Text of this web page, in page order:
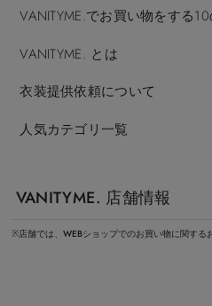
VANITYME.でお買い物をする
VANITYME. とは
衣装提供依頼について
人気カテゴリ一覧
VANITYME. 店舗情報
※店舗では、WEBショップでのお買い物に関する